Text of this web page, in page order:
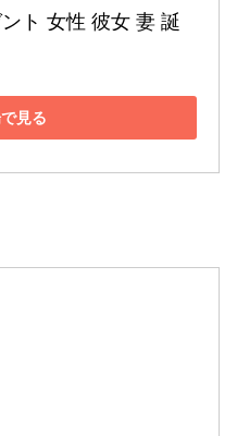
ト 女性 彼女 妻 誕
見る